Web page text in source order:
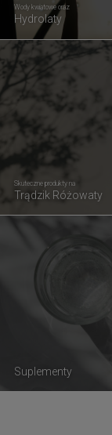
Wody kwiatowe oraz
Hydrolaty
Suplementy
Skuteczne produkty na
Trądzik Różowaty